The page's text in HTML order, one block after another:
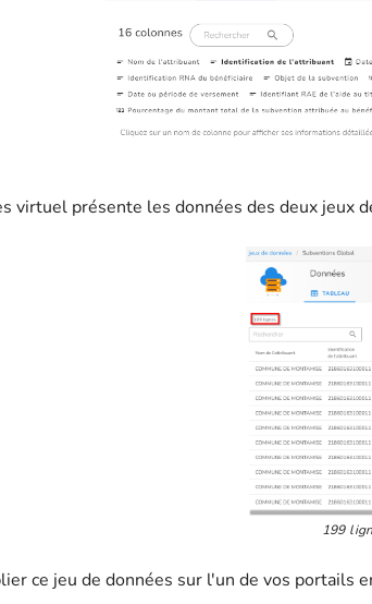
virtuel présente les données des deux
199
ce jeu de données sur l'un de vos portails